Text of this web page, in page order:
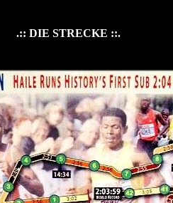
.:: DIE STRECKE ::.